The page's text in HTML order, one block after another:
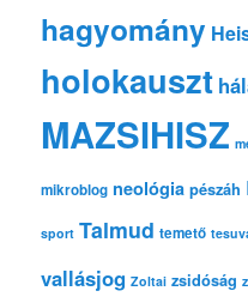
hagyomány
holokauszt
MAZSIHISZ
mikroblog neológia pészáh
sport Talmud temető
vallásjog Zoltai zsidóság